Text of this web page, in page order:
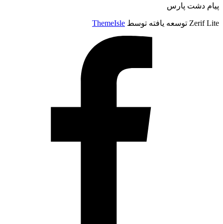
پیام دشت پارس
Zerif Lite توسعه یافته توسط ThemeIsle